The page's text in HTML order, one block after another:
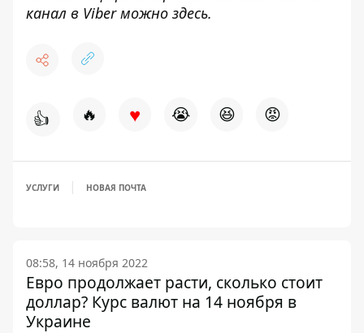
канал в Viber можно здесь.
👍 🔥 ♥ 😭 😆 😡
УСЛУГИ НОВАЯ ПОЧТА
08:58, 14 ноября 2022
Евро продолжает расти, сколько стоит
доллар? Курс валют на 14 ноября в
Украине